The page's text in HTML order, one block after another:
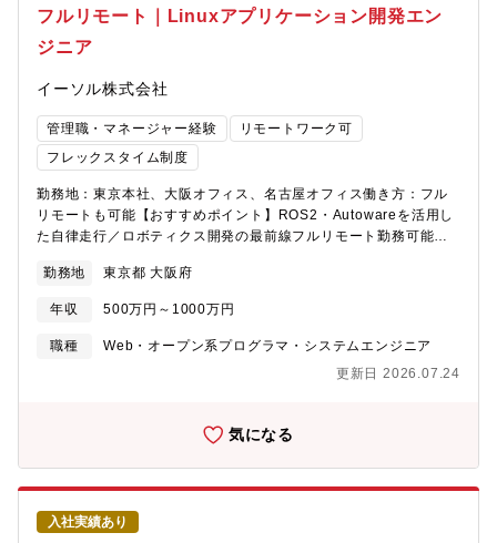
クニカルリードとして技術面からプロジェクトを牽引いただきま
す。【技術情報】・ROS2・Autoware・C++・Linux・Python・
JavaScript・Git・GitHub／GitLab・GPGPU・リアルタイムシス
ド連携【組織構成】配属部署エンジニアリング本部プラットフォ
ーム開発部 ROS2／Autoware【ミッション】ROSおよび
Autowareを活用し、ロボットや自動運転システムの中核となるソ
フトウェア開発を推進することがミッションです。また、テクニ
カルリードとして技術的な方向性を示しながら、将来的な事業拡
大を支える中核人材として活躍いただくことを期待しています。
【業務の魅力】・最先端の自律制御システム開発に携われる・要
件定義から運用まで一貫した開発経験を積める・OS、ドライバ、
SLAM、画像処理、制御工学など先端技術を活用できる・GPUや
マルチコア環境を活用した高性能システム開発に取り組める・ク
境でも高度な開発に携われる【キャリアパス】■30代・プロジェク
トリーダー・技術リーダー・テクニカルリードとして開発の中核
フルリモート｜Linuxアプリケーション開発エン
ジニア
イーソル株式会社
管理職・マネージャー経験
リモートワーク可
フレックスタイム制度
勤務地：東京本社、大阪オフィス、名古屋オフィス働き方：フル
リモートも可能【おすすめポイント】ROS2・Autowareを活用し
た自律走行／ロボティクス開発の最前線フルリモート勤務可能、
まで幅広いレイヤーを担当AI、SLAM、画像処理、GPU活用など
先端技術を実務で習得可能技術リーダー、PM、エキスパートなど
多様なキャリアパスを用意■概要【募集背景】ROSおよび
Autowareを活用した自律制御システム開発案件が急増しており、
容】ROS（Robot Operating System）を活用したロボティクス
ROS2を活用したアプリケーション開発・ミドルウェア開発・
Linuxドライバ開発・OS開発・Autowareを活用した自律走行ソフ
トウェア開発・システムインテグレーション・ロボットや車両へ
の組込み・連携開発・要件定義・設計・実装・評価・運用経験に
応じて、ROS／Autoware開発におけるテクニカルリードとして技
術面からプロジェクトを牽引いただきます。【技術領域】・
勤務地 東京都 大阪府
年収 500万円～1000万円
職種
Web・オープン系プログラマ・システムエンジニア
更新日 2026.07.24
気になる
入社実績あり